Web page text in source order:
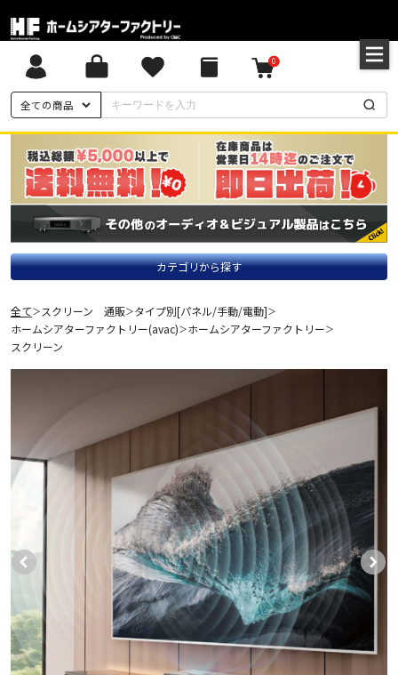
全ての商品
0
カテゴリから探す
全て＞ スクリーン 通販＞タイプ別[パネル/手動/電動]＞
ホームシアターファクトリー(avac)＞ホームシアターファクトリー＞
スクリーン